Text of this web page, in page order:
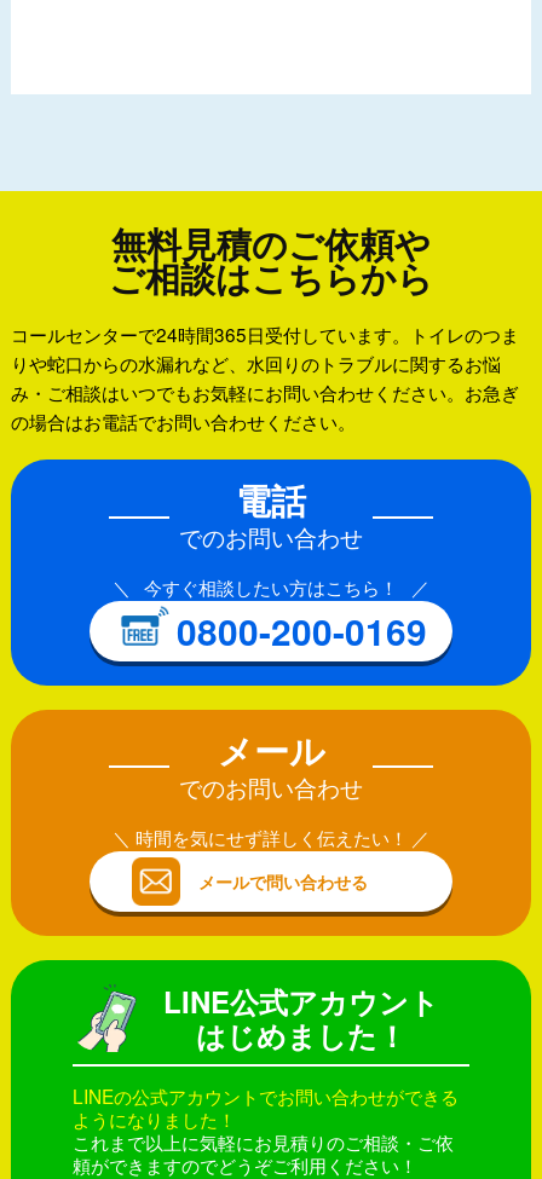
無料見積のご依頼や
ご相談はこちらから
コールセンターで24時間365日受付しています。トイレのつま
りや蛇口からの水漏れなど、水回りのトラブルに関するお悩
み・ご相談はいつでもお気軽にお問い合わせください。お急ぎ
の場合はお電話でお問い合わせください。
電話
でのお問い合わせ
今すぐ相談したい方はこちら！
0800-200-0169
メール
でのお問い合わせ
時間を気にせず詳しく伝えたい！
メールで問い合わせる
LINE公式アカウント
はじめました！
LINEの公式アカウントでお問い合わせができる
ようになりました！
これまで以上に気軽にお見積りのご相談・ご依
頼ができますのでどうぞご利用ください！